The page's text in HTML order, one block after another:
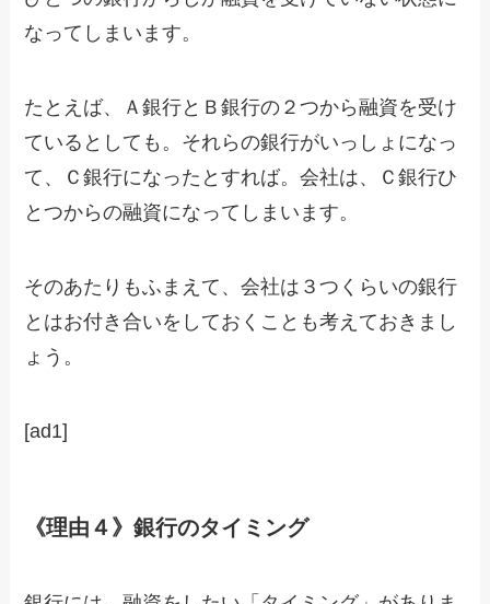
なってしまいます。
たとえば、Ａ銀行とＢ銀行の２つから融資を受け
ているとしても。それらの銀行がいっしょになっ
て、Ｃ銀行になったとすれば。会社は、Ｃ銀行ひ
とつからの融資になってしまいます。
そのあたりもふまえて、会社は３つくらいの銀行
とはお付き合いをしておくことも考えておきまし
ょう。
[ad1]
《理由４》銀行のタイミング